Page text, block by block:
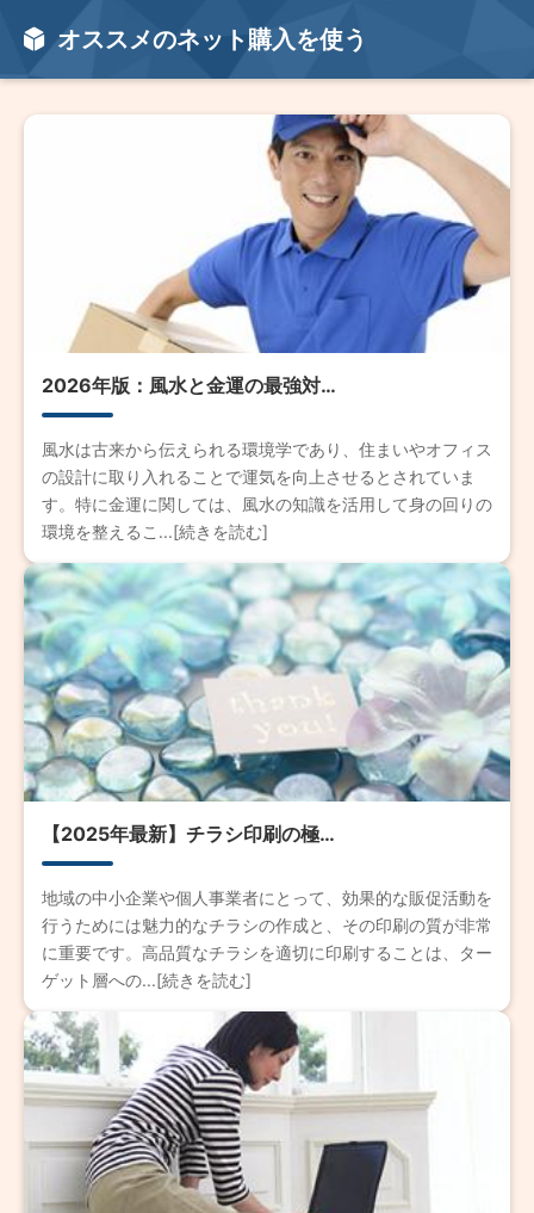
オススメのネット購入を使う
2026年版：風水と金運の最強対…
風水は古来から伝えられる環境学であり、住まいやオフィス
の設計に取り入れることで運気を向上させるとされていま
す。特に金運に関しては、風水の知識を活用して身の回りの
環境を整えるこ...[続きを読む]
【2025年最新】チラシ印刷の極…
地域の中小企業や個人事業者にとって、効果的な販促活動を
行うためには魅力的なチラシの作成と、その印刷の質が非常
に重要です。高品質なチラシを適切に印刷することは、ター
ゲット層への...[続きを読む]